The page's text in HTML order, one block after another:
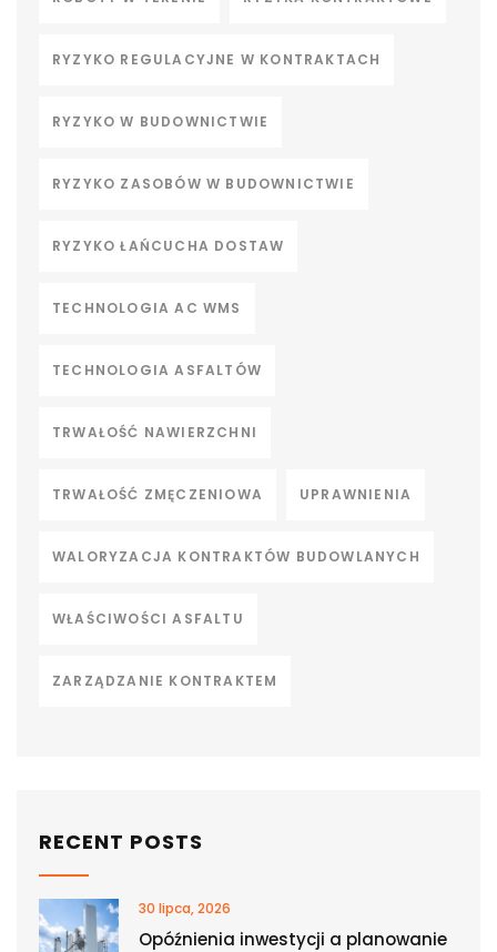
RYZYKO REGULACYJNE W KONTRAKTACH
RYZYKO W BUDOWNICTWIE
RYZYKO ZASOBÓW W BUDOWNICTWIE
RYZYKO ŁAŃCUCHA DOSTAW
TECHNOLOGIA AC WMS
TECHNOLOGIA ASFALTÓW
TRWAŁOŚĆ NAWIERZCHNI
TRWAŁOŚĆ ZMĘCZENIOWA UPRAWNIENIA
WALORYZACJA KONTRAKTÓW BUDOWLANYCH
WŁAŚCIWOŚCI ASFALTU
ZARZĄDZANIE KONTRAKTEM
RECENT POSTS
30 lipca, 2026
Opóźnienia inwestycji a planowanie